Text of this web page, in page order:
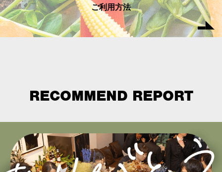
ご利用方法
RECOMMEND REPORT